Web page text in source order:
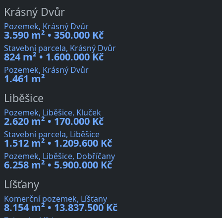
Krásný Dvůr
Pozemek, Krásný Dvůr
3.590 m² • 350.000 Kč
Stavební parcela, Krásný Dvůr
824 m² • 1.600.000 Kč
Pozemek, Krásný Dvůr
1.461 m²
Liběšice
Pozemek, Liběšice, Kluček
2.620 m² • 170.000 Kč
Stavební parcela, Liběšice
1.512 m² • 1.209.600 Kč
Pozemek, Liběšice, Dobříčany
6.258 m² • 5.900.000 Kč
Líšťany
Komerční pozemek, Líšťany
8.154 m² • 13.837.500 Kč